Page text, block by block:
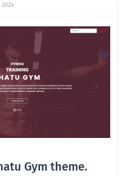
2024
Gym theme.